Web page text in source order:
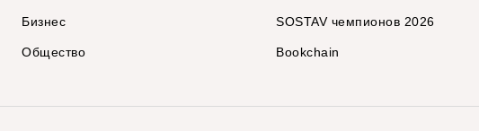
Бизнес
Общество
SOSTAV чемпионов 2026
Bookchain